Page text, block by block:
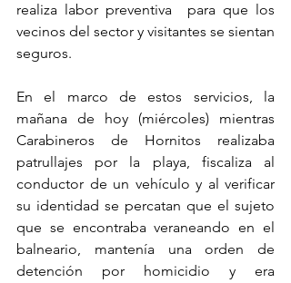
realiza labor preventiva  para que los
vecinos del sector y visitantes se sientan
seguros.
En el marco de estos servicios, la
mañana de hoy (miércoles) mientras
Carabineros de Hornitos realizaba
patrullajes por la playa, fiscaliza al
conductor de un vehículo y al verificar
su identidad se percatan que el sujeto
que se encontraba veraneando en el
balneario, mantenía una orden de
detención por homicidio y era